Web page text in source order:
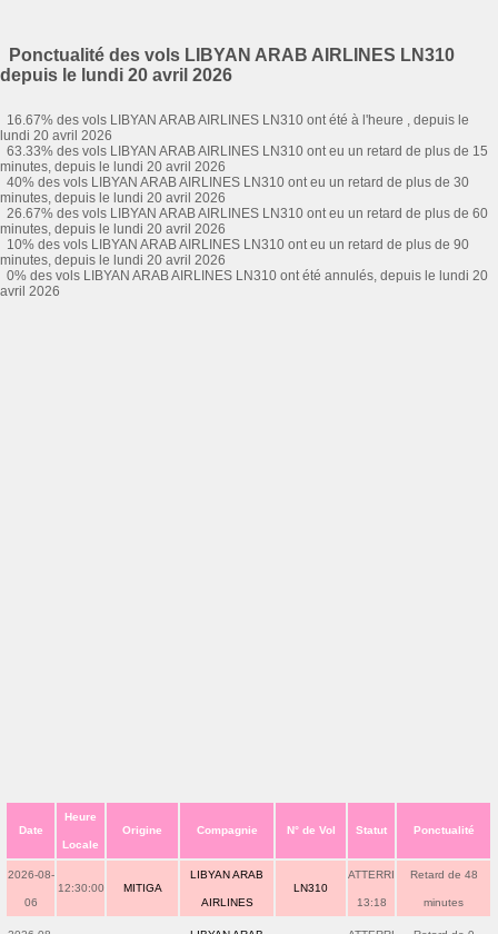
Ponctualité des vols LIBYAN ARAB AIRLINES LN310
depuis le lundi 20 avril 2026
16.67% des vols LIBYAN ARAB AIRLINES LN310 ont été à l'heure , depuis le
lundi 20 avril 2026
63.33% des vols LIBYAN ARAB AIRLINES LN310 ont eu un retard de plus de 15
minutes, depuis le lundi 20 avril 2026
40% des vols LIBYAN ARAB AIRLINES LN310 ont eu un retard de plus de 30
minutes, depuis le lundi 20 avril 2026
26.67% des vols LIBYAN ARAB AIRLINES LN310 ont eu un retard de plus de 60
minutes, depuis le lundi 20 avril 2026
10% des vols LIBYAN ARAB AIRLINES LN310 ont eu un retard de plus de 90
minutes, depuis le lundi 20 avril 2026
0% des vols LIBYAN ARAB AIRLINES LN310 ont été annulés, depuis le lundi 20
avril 2026
Date
Heure
Locale
Origine Compagnie N° de Vol Statut Ponctualité
2026-08-
06
12:30:00 MITIGA
LIBYAN ARAB
AIRLINES
LN310
ATTERRI
13:18
Retard de 48
minutes